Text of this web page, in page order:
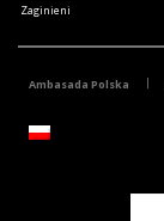
Zaginieni
Ambasada Polska